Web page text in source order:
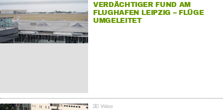
VERDÄCHTIGER FUND AM
FLUGHAFEN LEIPZIG – FLÜGE
UMGELEITET